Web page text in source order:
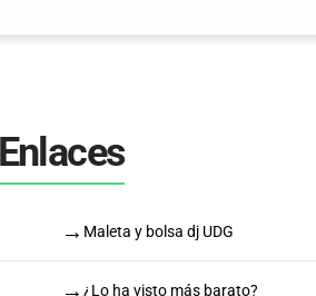
Enlaces
→ Maleta y bolsa dj UDG
→ ¿Lo ha visto más barato?